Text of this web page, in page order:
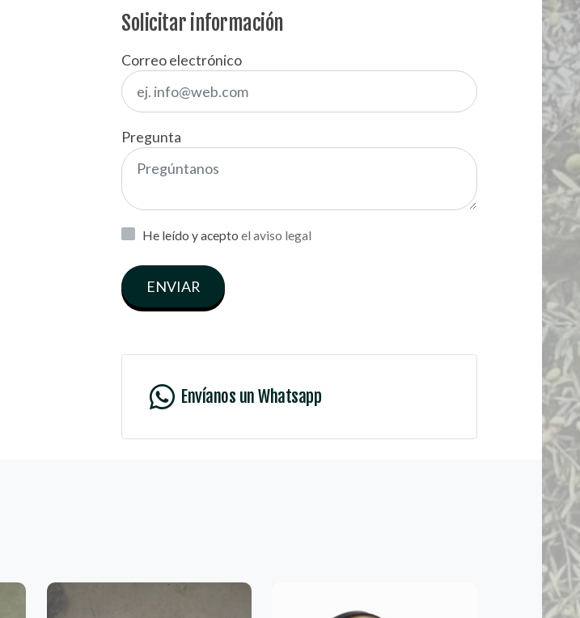
Solicitar información
Correo electrónico
Pregunta
He leído y acepto el aviso legal
ENVIAR
Envíanos un Whatsapp